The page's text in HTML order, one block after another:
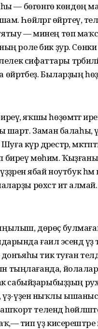
— бөгөнгө көндөң
Һөйләргә өйрәтеү,
— минең төп
роле бик ҙур. Сөнки
сифаттары
Быларҙың
яҡшы һөҙөмтәгә
шарт. Заман балаһы,
күрә дәрестәр,
биреү мөһим.
ябай ноутбук
рөхсәт итә алмай.
яңылыш, дөрөҫ
ғаилә эсендә үҙ
донъяһы тик туған
сабыйҙарыбыҙҙың
үҙ-үҙенә ныҡлы
телендә
тип үҙ